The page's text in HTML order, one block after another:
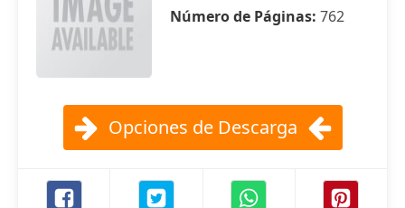
Número de Páginas: 762
Opciones de Descarga